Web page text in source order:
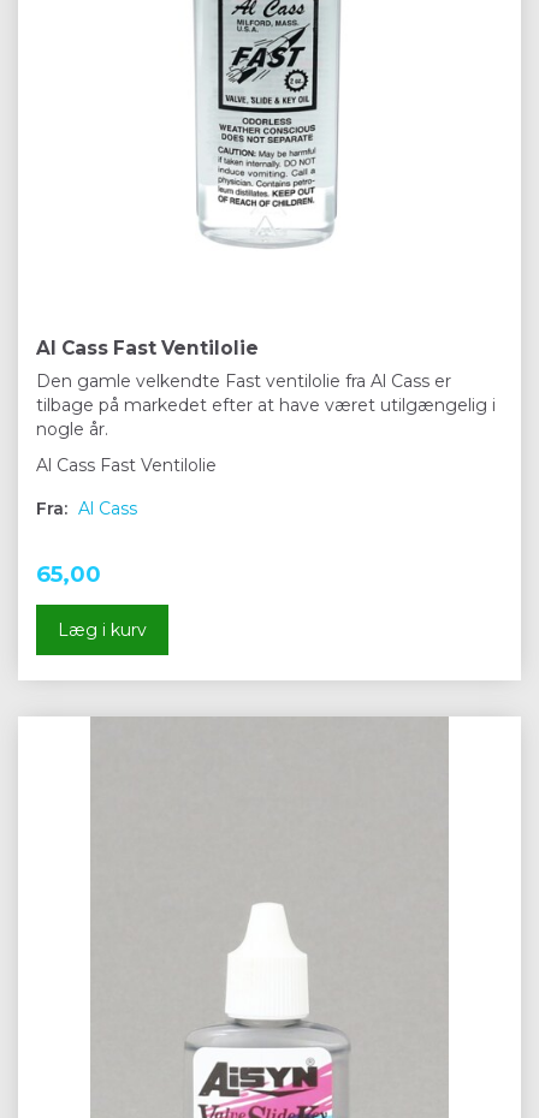
Al Cass Fast Ventilolie
Den gamle velkendte Fast ventilolie fra Al Cass er
tilbage på markedet efter at have været utilgængelig i
nogle år.
Al Cass Fast Ventilolie
Fra: Al Cass
65,00
Læg i kurv